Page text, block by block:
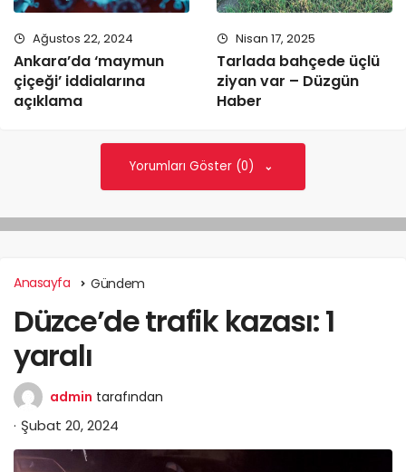
Ağustos 22, 2024
Ankara’da ‘maymun
çiçeği’ iddialarına
açıklama
Nisan 17, 2025
Tarlada bahçede üçlü
ziyan var – Düzgün
Haber
Yorumları Göster (0)
Anasayfa Gündem
Düzce’de trafik kazası: 1
yaralı
admin tarafından
Şubat 20, 2024